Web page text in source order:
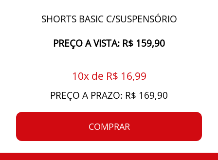
SHORTS BASIC C/SUSPENSÓRIO
PREÇO A VISTA: R$ 159,90
10x de R$ 16,99
PREÇO A PRAZO: R$ 169,90
COMPRAR